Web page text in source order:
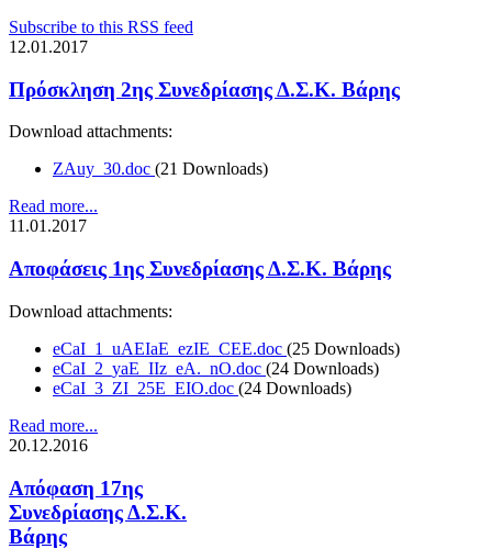
Subscribe to this RSS feed
12.01.2017
Πρόσκληση 2ης Συνεδρίασης Δ.Σ.Κ. Βάρης
Download attachments:
ZAuy_30.doc (21 Downloads)
Read more...
11.01.2017
Αποφάσεις 1ης Συνεδρίασης Δ.Σ.Κ. Βάρης
Download attachments:
eCaI_1_uAEIaE_ezIE_CEE.doc (25 Downloads)
eCaI_2_yaE_IIz_eA._nO.doc (24 Downloads)
eCaI_3_ZI_25E_EIO.doc (24 Downloads)
Read more...
20.12.2016
Απόφαση 17ης
Συνεδρίασης Δ.Σ.Κ.
Βάρης